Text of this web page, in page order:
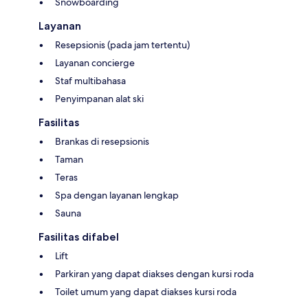
Layanan
Resepsionis (pada jam tertentu)
Layanan concierge
Staf multibahasa
Penyimpanan alat ski
Fasilitas
Brankas di resepsionis
Taman
Teras
Spa dengan layanan lengkap
Sauna
Fasilitas difabel
Lift
Parkiran yang dapat diakses dengan kursi roda
Toilet umum yang dapat diakses kursi roda